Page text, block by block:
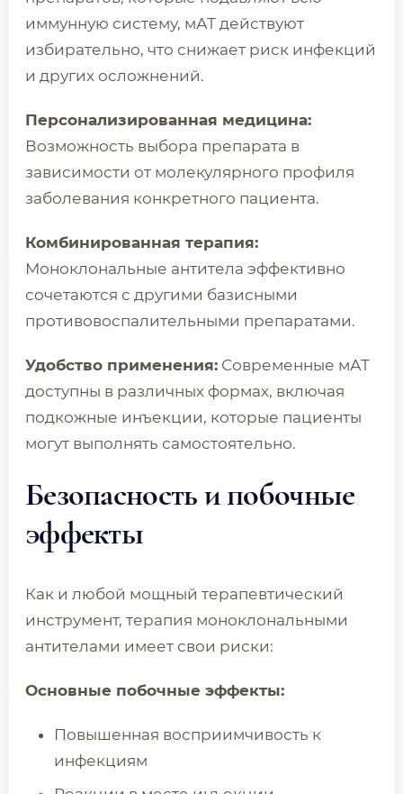
иммунную систему, мАТ действуют
избирательно, что снижает риск инфекций
и других осложнений.
Персонализированная медицина:
Возможность выбора препарата в
зависимости от молекулярного профиля
заболевания конкретного пациента.
Комбинированная терапия:
Моноклональные антитела эффективно
сочетаются с другими базисными
противовоспалительными препаратами.
Удобство применения: Современные мАТ
доступны в различных формах, включая
подкожные инъекции, которые пациенты
могут выполнять самостоятельно.
Безопасность и побочные
эффекты
Как и любой мощный терапевтический
инструмент, терапия моноклональными
антителами имеет свои риски:
Основные побочные эффекты:
Повышенная восприимчивость к
инфекциям